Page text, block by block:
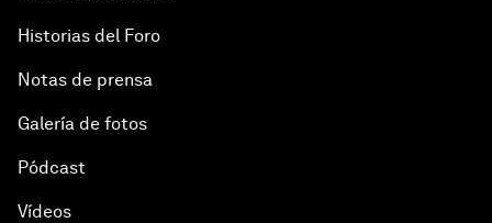
Historias del Foro
Notas de prensa
Galería de fotos
Pódcast
Vídeos